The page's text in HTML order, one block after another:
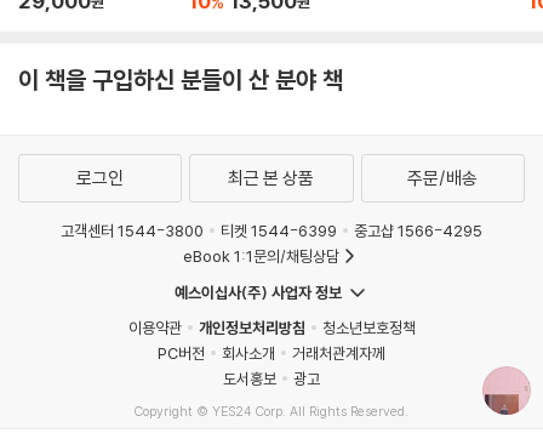
리엄 포크너, 「그의 이름은 피트였다」 중
겐지와 학생들이 킬로테리움 발자국을 발견한 육 년 뒤, 지질학자 사이토
후미오?藤文雄는 이와 관련한 학술논문을 발표했는데, 논문은 일본에서
겐지의 상상력을 자극, 훌륭한 작품을 탄생시킨 원동력이 되기도 했다. (오
이시 마사노리, 「특별전 화석예술 - 제1부 독일 튀빙겐대학 생흔 화석 컬렉
02, p.4.) - 미야자와 겐지, 「영국 해안」 속 다섯 번째 주석
꽃피는책의 ‘인생 산책자를 위한 밤과낮 에디션’은 세계 문학사에 거대한
발자취를 남긴 작가들의 산문을 두 권에 나눠 엮은 책이다. 밤과 낮은 하루
의 시간을 반으로 가르는 과학적 구분이지만, 우리 삶을 구성하고, 지배하
고, 이끌고, 관통하는 여러 주제를 그 온도와 명암에 따라 가르는 정서적 구
분이기도 하다. 불면, 고독, 상실, 죽음 등은 밤의 영역으로, 자연, 사랑, 여
이 책을 구입하신 분들이 산 분야 책
로그인 최근 본 상품 주문/배송
고객센터 1544-3800 티켓 1544-6399
중고샵 1566-4295
eBook 1:1문의/채팅상담
예스이십사(주) 사업자 정보
이용약관
개인정보처리방침
청소년보호정책
PC버전
회사소개
거래처관계자께
도서홍보
광고
Copyright © YES24 Corp. All Rights Reserved.